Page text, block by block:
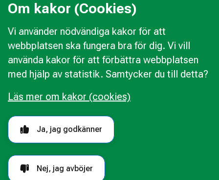
Om kakor (Cookies)
Vi använder nödvändiga kakor för att
webbplatsen ska fungera bra för dig. Vi vill
använda kakor för att förbättra webbplatsen
med hjälp av statistik. Samtycker du till detta?
Ja, jag godkänner
Nej, jag avböjer
Läs mer om kakor (cookies)
Kommunal budget- och skuldrådgivning
Om webbplatsen
Behandling av personuppgifter